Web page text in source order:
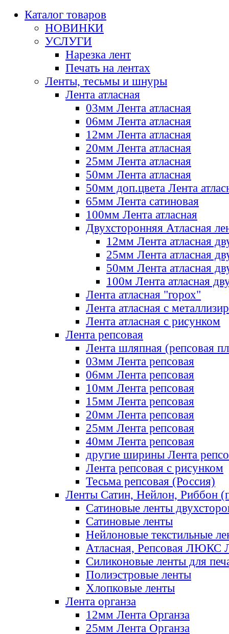
Каталог товаров
НОВИНКИ
УСЛУГИ
Нарезка лент
Печать на лентах
Ленты, тесьмы и шнуры
Лента атласная
03мм Лента атласная
06мм Лента атласная
12мм Лента атласная
20мм Лента атласная
25мм Лента атласная
50мм Лента атласная
50мм доп.цвета Лента
65мм Лента сатиновая
100мм Лента атласная
Двухсторонняя Атласная
12мм Лента атласная
25мм Лента атласная
50мм Лента атласная
100м Лента атласная
Лента атласная "горох"
Лента атласная с
Лента атласная с рисунком
Лента репсовая
Лента шляпная (репсовая
03мм Лента репсовая
06мм Лента репсовая
10мм Лента репсовая
15мм Лента репсовая
20мм Лента репсовая
25мм Лента репсовая
40мм Лента репсовая
другие ширины Лента
Лента репсовая с рисунком
Тесьма репсовая (Россия)
Ленты Сатин, Нейлон, Риббон
Сатиновые ленты
Сатиновые ленты
Нейлоновые текстильные
Атласная, Репсовая ЛЮКС
Силиконовые ленты для
Полиэстровые ленты
Хлопковые ленты
Лента органза
12мм Лента Органза
25мм Лента Органза